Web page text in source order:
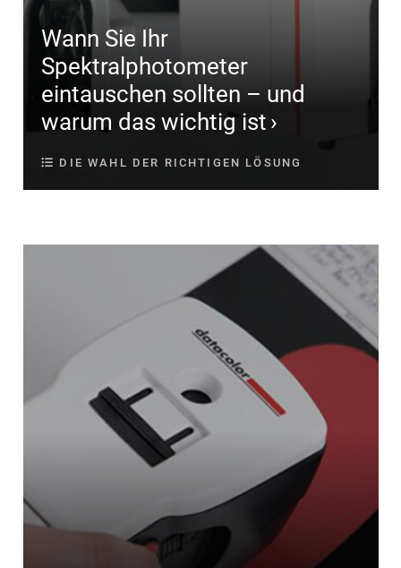
Wann Sie Ihr
Spektralphotometer
eintauschen sollten – und
warum das wichtig ist
DIE WAHL DER RICHTIGEN LÖSUNG